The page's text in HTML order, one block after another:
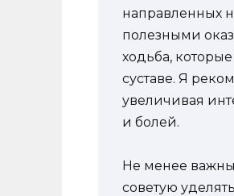
направленных
полезными
ходьба,
суставе. Я
увеличивая
и болей.
Не менее
советую